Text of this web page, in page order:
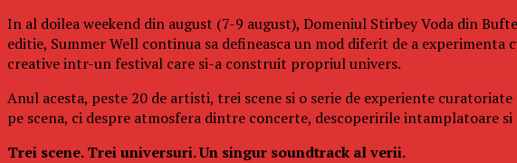
In al doilea weekend din august (7-9 august), Domeniul Stirbey Voda din
editie, Summer Well continua sa defineasca un mod diferit de a
creative intr-un festival care si-a construit propriul univers.
Anul acesta, peste 20 de artisti, trei scene si o serie de experiente
pe scena, ci despre atmosfera dintre concerte, descoperirile intamplatoare
Trei scene. Trei universuri. Un singur soundtrack al verii.